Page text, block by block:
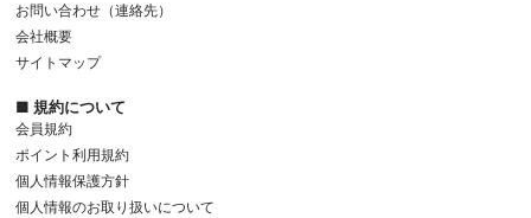
お問い合わせ（連絡先）
会社概要
サイトマップ
■ 規約について
会員規約
ポイント利用規約
個人情報保護方針
個人情報のお取り扱いについて